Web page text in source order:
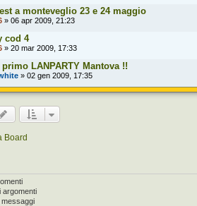
a monteveglio 23 e 24 maggio
» 06 apr 2009, 21:23
cod 4
» 20 mar 2009, 17:33
primo LANPARTY Mantova !!
» 02 gen 2009, 17:35
Board
argomenti
messaggi